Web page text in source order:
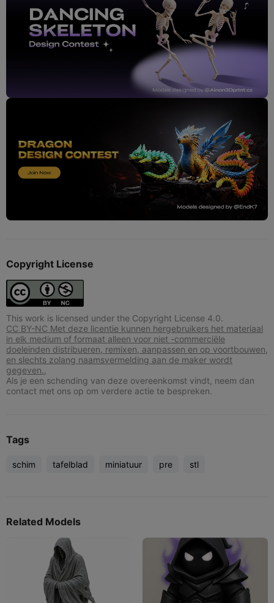
Copyright License
This work is licensed under the Copyright License 4.0.
CC BY-NC Met deze licentie kunnen hergebruikers het materiaal
in elk medium of formaat alleen voor niet -commerciële
doeleinden distribueren, remixen, aanpassen en op voortbouwen,
en slechts zolang naamsvermelding aan de maker wordt
gegeven.,
Als je een schending van deze overeenkomst vindt, neem dan
contact met ons op om verdere actie te bespreken.
Tags
schim tafelblad miniatuur pre stl
Related Models